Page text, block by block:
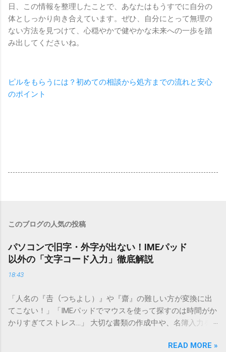
日、この情報を整理したことで、あなたはもうすでに自分の
体としっかり向き合えています。ぜひ、自分にとって無理の
ない方法を見つけて、心穏やかで健やかな未来への一歩を踏
み出してくださいね。
ピルをもらうには？初めての相談から処方までの流れと安心
のポイント
このブログの人気の投稿
パソコンで旧字・外字が出ない！IMEパッド
以外の「文字コード入力」徹底解説
18:43
「人名の『𠮷（つちよし）』や『齋』の難しい方が変換に出
てこない！」「IMEパッドでマウスを使って探すのは時間がか
かりすぎてストレス…」 大切な書類の作成中や、名簿入力を
てしまいますよね。多くの人が「IMEパッド（手書き入力）」
READ MORE »